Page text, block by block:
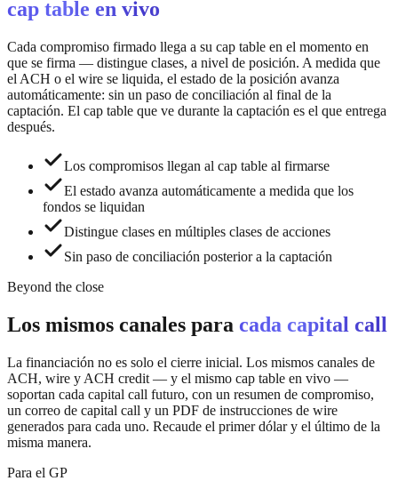
cap table en vivo
Cada compromiso firmado llega a su cap table en el momento en
que se firma — distingue clases, a nivel de posición. A medida que
el ACH o el wire se liquida, el estado de la posición avanza
automáticamente: sin un paso de conciliación al final de la
captación. El cap table que ve durante la captación es el que entrega
después.
Los compromisos llegan al cap table al firmarse
El estado avanza automáticamente a medida que los
fondos se liquidan
Distingue clases en múltiples clases de acciones
Sin paso de conciliación posterior a la captación
Beyond the close
Los mismos canales para cada capital call
La financiación no es solo el cierre inicial. Los mismos canales de
ACH, wire y ACH credit — y el mismo cap table en vivo —
soportan cada capital call futuro, con un resumen de compromiso,
un correo de capital call y un PDF de instrucciones de wire
generados para cada uno. Recaude el primer dólar y el último de la
misma manera.
Para el GP